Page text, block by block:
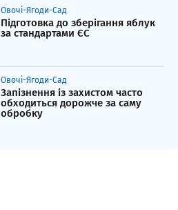
Овочі-Ягоди-Сад
Підготовка до зберігання яблук
за стандартами ЄС
Овочі-Ягоди-Сад
Запізнення із захистом часто
обходиться дорожче за саму
обробку